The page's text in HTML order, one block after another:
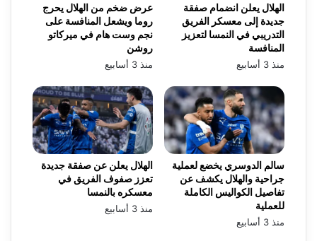
عرض ضخم من الهلال يحرج
روما ويشعل المنافسة على
نجم وست هام في ميركاتو
روشن
منذ 3 أسابيع
الهلال يعلن انضمام صفقة
جديدة إلى معسكر الفريق
التدريبي في النمسا لتعزيز
المنافسة
منذ 3 أسابيع
الهلال يعلن عن صفقة جديدة
تعزز صفوف الفريق في
معسكره بالنمسا
منذ 3 أسابيع
سالم الدوسري يخضع لعملية
جراحية والهلال يكشف عن
تفاصيل الكواليس الكاملة
للعملية
منذ 3 أسابيع